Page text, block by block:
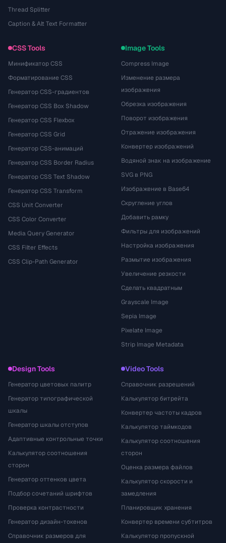
Thread Splitter
Caption & Alt Text Formatter
CSS Tools
Минификатор CSS
Форматирование CSS
Генератор CSS-градиентов
Генератор CSS Box Shadow
Генератор CSS Flexbox
Генератор CSS Grid
Генератор CSS-анимаций
Генератор CSS Border Radius
Генератор CSS Text Shadow
Генератор CSS Transform
CSS Unit Converter
CSS Color Converter
Media Query Generator
CSS Filter Effects
CSS Clip-Path Generator
Image Tools
Compress Image
Изменение размера
изображения
Обрезка изображения
Поворот изображения
Отражение изображения
Конвертер изображений
Водяной знак на изображение
SVG в PNG
Изображение в Base64
Скругление углов
Добавить рамку
Фильтры для изображений
Настройка изображения
Размытие изображения
Увеличение резкости
Сделать квадратным
Grayscale Image
Sepia Image
Pixelate Image
Strip Image Metadata
Design Tools
Генератор цветовых палитр
Генератор типографической
шкалы
Генератор шкалы отступов
Адаптивные контрольные точки
Калькулятор соотношения
сторон
Генератор оттенков цвета
Подбор сочетаний шрифтов
Проверка контрастности
Генератор дизайн-токенов
Справочник размеров для
Video Tools
Справочник разрешений
Калькулятор битрейта
Конвертер частоты кадров
Калькулятор таймкодов
Калькулятор соотношения
сторон
Оценка размера файлов
Калькулятор скорости и
замедления
Планировщик хранения
Конвертер времени субтитров
Калькулятор пропускной